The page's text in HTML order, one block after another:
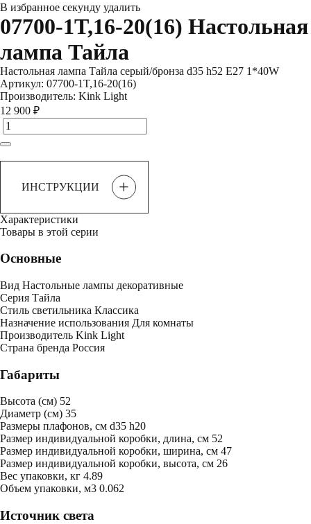
В избранное секунду удалить
07700-1T,16-20(16) Настольная
лампа Тайла
Настольная лампа Тайла серый/бронза d35 h52 E27 1*40W
Артикул: 07700-1T,16-20(16)
Производитель: Kink Light
12 900 ₽
ИНСТРУКЦИИ +
Характеристики
Товары в этой серии
Основные
Вид Настольные лампы декоративные
Серия Тайла
Стиль светильника Классика
Назначение использования Для комнаты
Производитель Kink Light
Страна бренда Россия
Габариты
Высота (см) 52
Диаметр (см) 35
Размеры плафонов, см d35 h20
Размер индивидуальной коробки, длина, см 52
Размер индивидуальной коробки, ширина, см 47
Размер индивидуальной коробки, высота, см 26
Bес упаковки, кг 4.89
Oбъем упаковки, м3 0.062
Источник света